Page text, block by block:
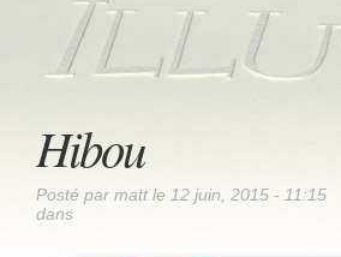
Hibou
Posté par matt le 12 juin, 2015 - 11:15
dans